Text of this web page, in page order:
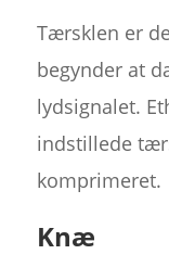
Tærsklen er
begynder at
lydsignalet.
indstillede
komprimeret.
Knæ